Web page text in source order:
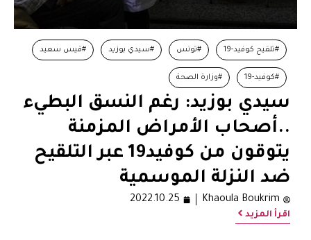
#تلقيح كوفيد-19 #تونس #سيدي بوزيد #قيس سعيد
#كوفيد-19 #وزارة الصحة
سيدي بوزيد: رغم النسق البطيء
..أصحاب الأمراض المزمنة
يتوقون من كوفيد19 عبر التلقيح
ضد النزلة الموسمية
Khaoula Boukrim
2022.10.25
اقرأ المزيد